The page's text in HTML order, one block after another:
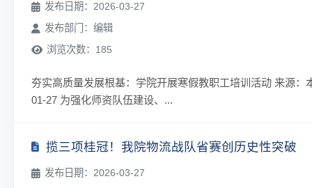
发布日期：2026-03-27
发布部门：编辑
浏览次数：185
夯实高质量发展根基：学院开展寒假教职工培训活动 来源：
01-27 为强化师资队伍建设、...
揽三项桂冠！我院物流战队省赛创历史性突破
发布日期：2026-03-27